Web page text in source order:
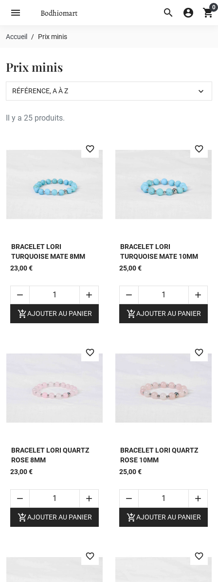
search
menu account_circle shopping_cart0
Accueil Prix minis
Prix minis
Il y a 25 produits.
RÉFÉRENCE, A À Z expand_more
favorite_border
BRACELET LORI
TURQUOISE MATE 8MM
23,00 €


AJOUTER AU PANIER
favorite_border
BRACELET LORI
TURQUOISE MATE 10MM
25,00 €


AJOUTER AU PANIER
favorite_border
BRACELET LORI QUARTZ
ROSE 8MM
23,00 €


AJOUTER AU PANIER
favorite_border
BRACELET LORI QUARTZ
ROSE 10MM
25,00 €


AJOUTER AU PANIER
favorite_border favorite_border